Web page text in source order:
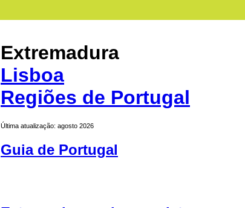
Extremadura
Lisboa
Regiões de Portugal
Última atualização: agosto 2026
Guia de Portugal